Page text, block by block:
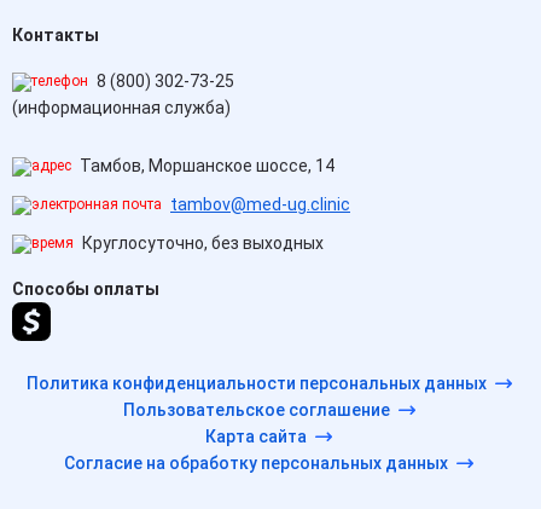
Контакты
8 (800) 302-73-25
(информационная служба)
Тамбов, Моршанское шоссе, 14
tambov@med-ug.clinic
Круглосуточно, без выходных
Способы оплаты
Политика конфиденциальности персональных данных
Пользовательское соглашение
Карта сайта
Согласие на обработку персональных данных